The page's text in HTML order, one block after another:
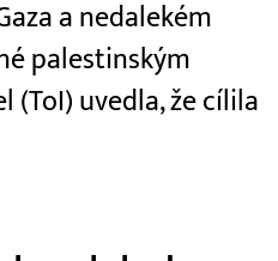
a nedalekém
palestinským
(ToI) uvedla, že cílila